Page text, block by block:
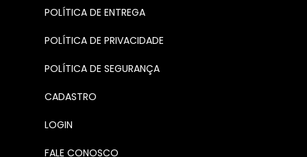
POLÍTICA DE ENTREGA
POLÍTICA DE PRIVACIDADE
POLÍTICA DE SEGURANÇA
CADASTRO
LOGIN
FALE CONOSCO